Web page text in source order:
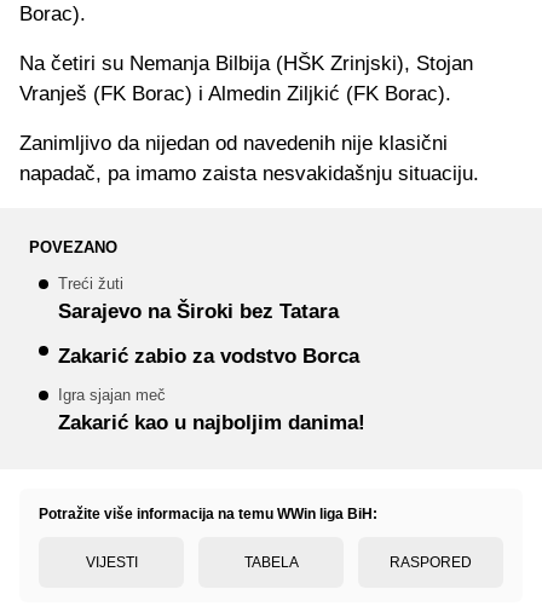
Borac).
Na četiri su Nemanja Bilbija (HŠK Zrinjski), Stojan
Vranješ (FK Borac) i Almedin Ziljkić (FK Borac).
Zanimljivo da nijedan od navedenih nije klasični
napadač, pa imamo zaista nesvakidašnju situaciju.
POVEZANO
Treći žuti
Sarajevo na Široki bez Tatara
Zakarić zabio za vodstvo Borca
Igra sjajan meč
Zakarić kao u najboljim danima!
Potražite više informacija na temu WWin liga BiH:
VIJESTI TABELA RASPORED